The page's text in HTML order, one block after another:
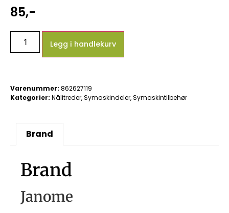
85,-
Legg i handlekurv
Varenummer: 862627119
Kategorier: Nålitreder,Symaskindeler,Symaskintilbehør
Brand
Brand
Janome